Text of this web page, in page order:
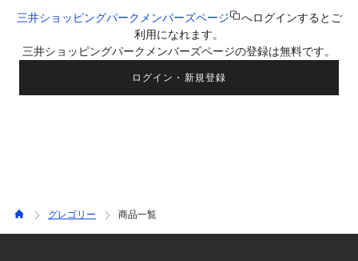
三井ショッピングパークメンバーズページ
へログインするとご
利用になれます。
三井ショッピングパークメンバーズページの登録は無料です。
ログイン・新規登録
グレゴリー 商品一覧